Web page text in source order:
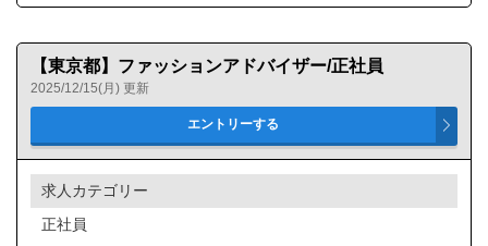
【東京都】ファッションアドバイザー/正社員
2025/12/15(月) 更新
求人カテゴリー
正社員